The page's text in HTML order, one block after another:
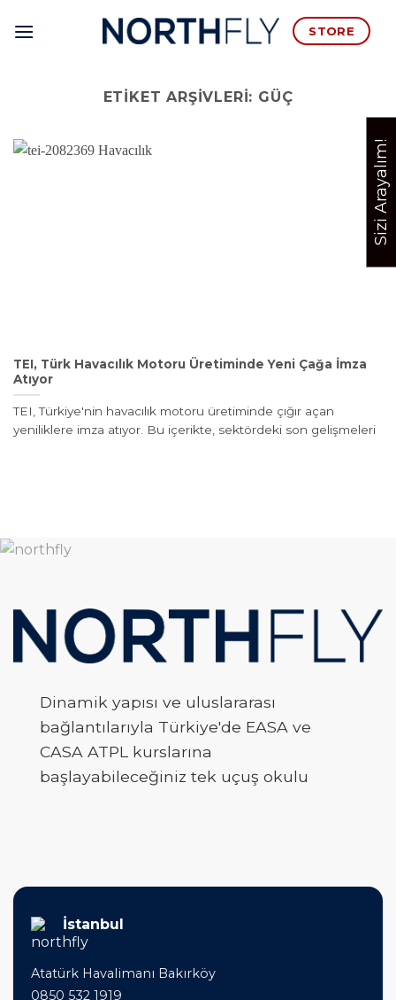
atla
STORE
ETIKET ARŞIVLERI: GÜÇ
TEI, Türk Havacılık Motoru Üretiminde Yeni Çağa İmza
Atıyor
TEI, Türkiye'nin havacılık motoru üretiminde çığır açan
yeniliklere imza atıyor. Bu içerikte, sektördeki son gelişmeleri
Dinamik yapısı ve uluslararası
bağlantılarıyla Türkiye'de EASA ve
CASA ATPL kurslarına
başlayabileceğiniz tek uçuş okulu
İstanbul
Atatürk Havalimanı Bakırköy
0850 532 1919
Sizi Arayalım!